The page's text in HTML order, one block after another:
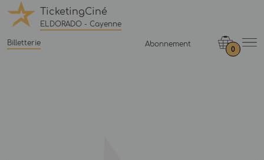
TicketingCiné
ELDORADO - Cayenne
Billetterie Abonnement
0